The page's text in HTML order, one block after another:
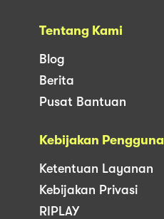
Tentang Kami
Blog
Berita
Pusat Bantuan
Kebijakan Pengguna
Ketentuan Layanan
Kebijakan Privasi
RIPLAY